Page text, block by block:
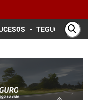
TEGUCIGALPA